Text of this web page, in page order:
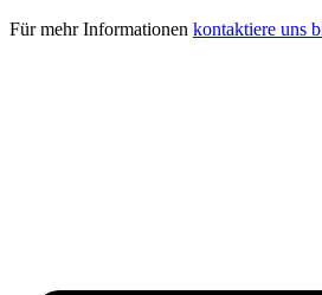
Für mehr Informationen kontaktiere uns